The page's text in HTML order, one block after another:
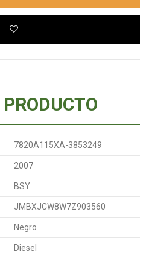
7820A115XA-3853249
2007
BSY
JMBXJCW8W7Z903560
Negro
Diesel